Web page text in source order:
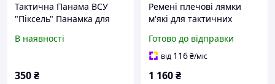
Тактична Панама ВСУ
"Піксель" Панамка для
для ТРО військова панама
В наявності
350₴
Ремені плечові лямки
м'які для тактичних
Готово до відправки
від 116₴/міс
1 160₴